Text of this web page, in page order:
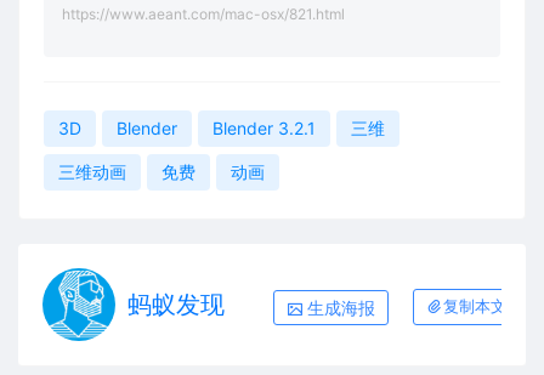
https://www.aeant.com/mac-osx/821.html
3D Blender Blender 3.2.1 三维
三维动画 免费 动画
蚂蚁发现 生成海报 复制本文链接